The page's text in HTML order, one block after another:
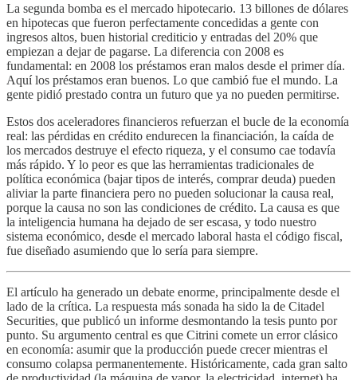
La segunda bomba es el mercado hipotecario. 13 billones de dólares
en hipotecas que fueron perfectamente concedidas a gente con
ingresos altos, buen historial crediticio y entradas del 20% que
empiezan a dejar de pagarse. La diferencia con 2008 es
fundamental: en 2008 los préstamos eran malos desde el primer día.
Aquí los préstamos eran buenos. Lo que cambió fue el mundo. La
gente pidió prestado contra un futuro que ya no pueden permitirse.
Estos dos aceleradores financieros refuerzan el bucle de la economía
real: las pérdidas en crédito endurecen la financiación, la caída de
los mercados destruye el efecto riqueza, y el consumo cae todavía
más rápido. Y lo peor es que las herramientas tradicionales de
política económica (bajar tipos de interés, comprar deuda) pueden
aliviar la parte financiera pero no pueden solucionar la causa real,
porque la causa no son las condiciones de crédito. La causa es que
la inteligencia humana ha dejado de ser escasa, y todo nuestro
sistema económico, desde el mercado laboral hasta el código fiscal,
fue diseñado asumiendo que lo sería para siempre.
El artículo ha generado un debate enorme, principalmente desde el
lado de la crítica. La respuesta más sonada ha sido la de Citadel
Securities, que publicó un informe desmontando la tesis punto por
punto. Su argumento central es que Citrini comete un error clásico
en economía: asumir que la producción puede crecer mientras el
consumo colapsa permanentemente. Históricamente, cada gran salto